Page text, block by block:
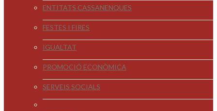
ENTITATS CASSANENQUES
FESTES I FIRES
IGUALTAT
PROMOCIÓ ECONÒMICA
SERVEIS SOCIALS